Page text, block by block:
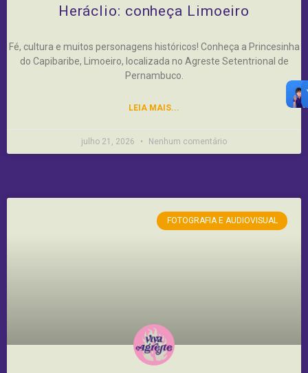
Heráclio: conheça Limoeiro
Fé, cultura e muitos personagens históricos! Conheça a Princesinha
do Capibaribe, Limoeiro, localizada no Agreste Setentrional de
Pernambuco.
LEIA MAIS...
julho 21, 2026 Nenhum comentário
FOTOGRAFIA E AUDIOVISUAL